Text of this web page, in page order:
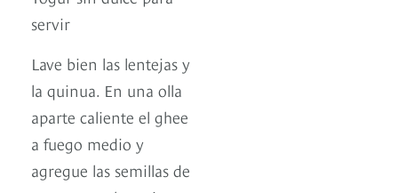
servir
Lave bien las lentejas y
la quinua. En una olla
aparte caliente el ghee
a fuego medio y
agregue las semillas de